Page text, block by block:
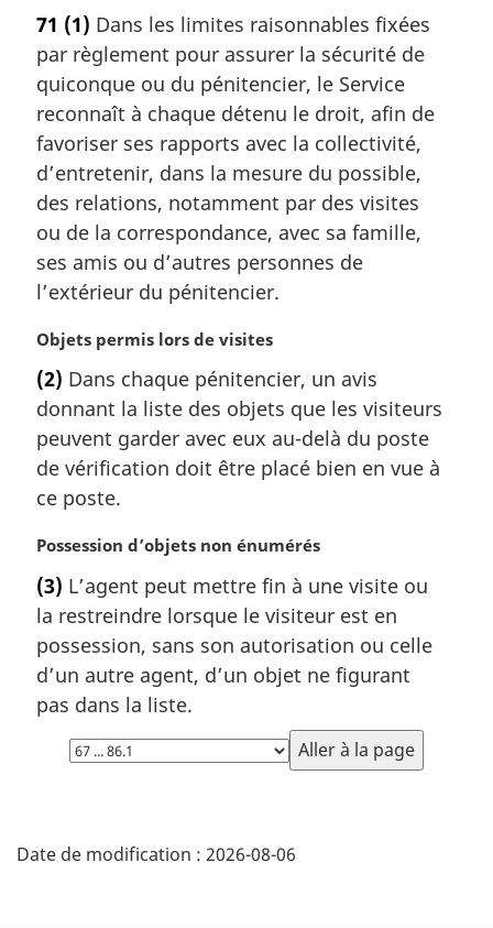
la
en
liberté
sous
condition
mise
en
liberté
sous
condition
et
mise
en
liberté
sous
condition
t
e
m
a
g
i
n
a
e
:
71 (1) Dans les limites raisonnables fixées
par règlement pour assurer la sécurité de
quiconque ou du pénitencier, le Service
reconnaît à chaque détenu le droit, afin de
favoriser ses rapports avec la collectivité,
d’entretenir, dans la mesure du possible,
des relations, notamment par des visites
ou de la correspondance, avec sa famille,
ses amis ou d’autres personnes de
l’extérieur du pénitencier.
N
t
e
m
a
g
n
a
l
e
:
Objets permis lors de visites
(2) Dans chaque pénitencier, un avis
donnant la liste des objets que les visiteurs
peuvent garder avec eux au-delà du poste
de vérification doit être placé bien en vue à
ce poste.
N
t
e
m
a
r
g
:
Possession d’objets non énumérés
(3) L’agent peut mettre fin à une visite ou
la restreindre lorsque le visiteur est en
possession, sans son autorisation ou celle
d’un autre agent, d’un objet ne figurant
pas dans la liste.
Choisissez
la
é
Date de modification : 2026-08-06